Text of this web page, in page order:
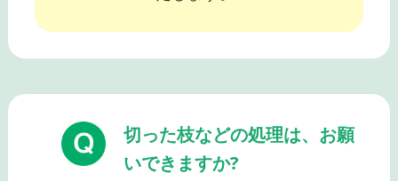
切った枝などの処理は、お願
いできますか?